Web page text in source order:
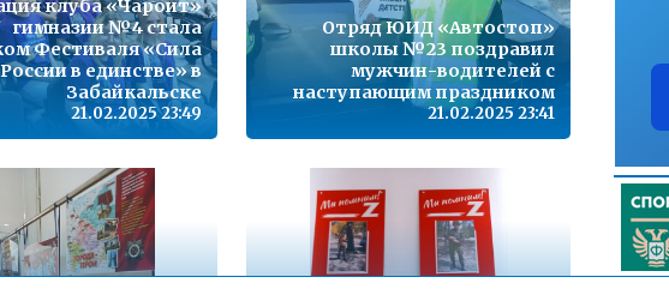
Горячая линия по вопросам школьного образования – 35-
30-21
Подробнее... 24.09.2020 13:09
клуба «Чароит»
гимназии №4 стала
Фестиваля «Сила
России в единстве» в
Забайкальске
21.02.2025 23:49
Отряд ЮИД «Автостоп»
школы №23 поздравил
мужчин-водителей с
наступающим праздником
21.02.2025 23:41